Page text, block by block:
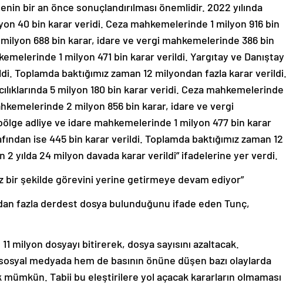
bir an önce sonuçlandırılması önemlidir. 2022 yılında
40 bin karar veridi. Ceza mahkemelerinde 1 milyon 916 bin
688 bin karar, idare ve vergi mahkemelerinde 386 bin
1 milyon 471 bin karar verildi. Yargıtay ve Danıştay
Toplamda baktığımız zaman 12 milyondan fazla karar verildi.
5 milyon 180 bin karar veridi. Ceza mahkemelerinde
2 milyon 856 bin karar, idare ve vergi
adliye ve idare mahkemelerinde 1 milyon 477 bin karar
ise 445 bin karar verildi. Toplamda baktığımız zaman 12
2 yılda 24 milyon davada karar verildi” ifadelerine yer verdi.
bir şekilde görevini yerine getirmeye devam ediyor”
fazla derdest dosya bulunduğunu ifade eden Tunç,
milyon dosyayı bitirerek, dosya sayısını azaltacak.
medyada hem de basının önüne düşen bazı olaylarda
mümkün. Tabii bu eleştirilere yol açacak kararların olmaması